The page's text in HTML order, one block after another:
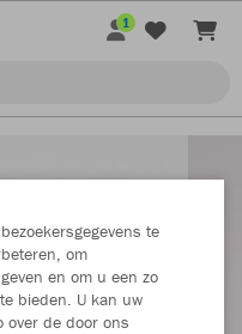
1
te
om
en om u een zo
bieden. U kan uw
over de door ons